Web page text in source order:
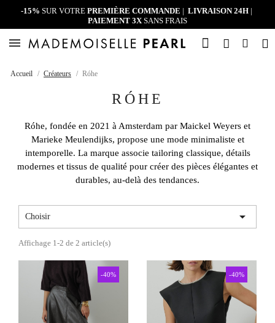
-15% SUR VOTRE PREMIÈRE COMMANDE | LIVRAISON 24H |
PAIEMENT 3XSANS FRAIS
Accueil Créateurs Róhe
RÓHE
Róhe, fondée en 2021 à Amsterdam par Maickel Weyers et
Marieke Meulendijks, propose une mode minimaliste et
intemporelle. La marque associe tailoring classique, détails
modernes et tissus de qualité pour créer des pièces élégantes et
durables, au-delà des tendances.
Choisir 
Affichage 1-2 de 2 article(s)
-40% -40%